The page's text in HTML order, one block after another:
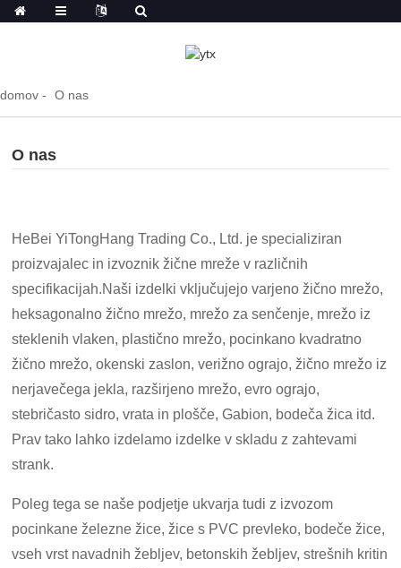
domov O nas
O nas
HeBei YiTongHang Trading Co., Ltd. je specializiran
proizvajalec in izvoznik žične mreže v različnih
specifikacijah.Naši izdelki vključujejo varjeno žično mrežo,
heksagonalno žično mrežo, mrežo za senčenje, mrežo iz
steklenih vlaken, plastično mrežo, pocinkano kvadratno
žično mrežo, okenski zaslon, verižno ograjo, žično mrežo iz
nerjavečega jekla, razširjeno mrežo, evro ograjo,
stebričasto sidro, vrata in plošče, Gabion, bodeča žica itd.
Prav tako lahko izdelamo izdelke v skladu z zahtevami
strank.
Poleg tega se naše podjetje ukvarja tudi z izvozom
pocinkane železne žice, žice s PVC prevleko, bodeče žice,
vseh vrst navadnih žebljev, betonskih žebljev, strešnih kritin